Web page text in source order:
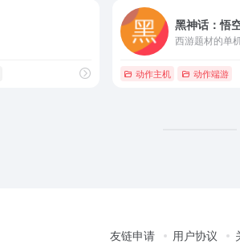
黑神话：悟
西游题材的单
动作主机 动作端游
友链申请 用户协议